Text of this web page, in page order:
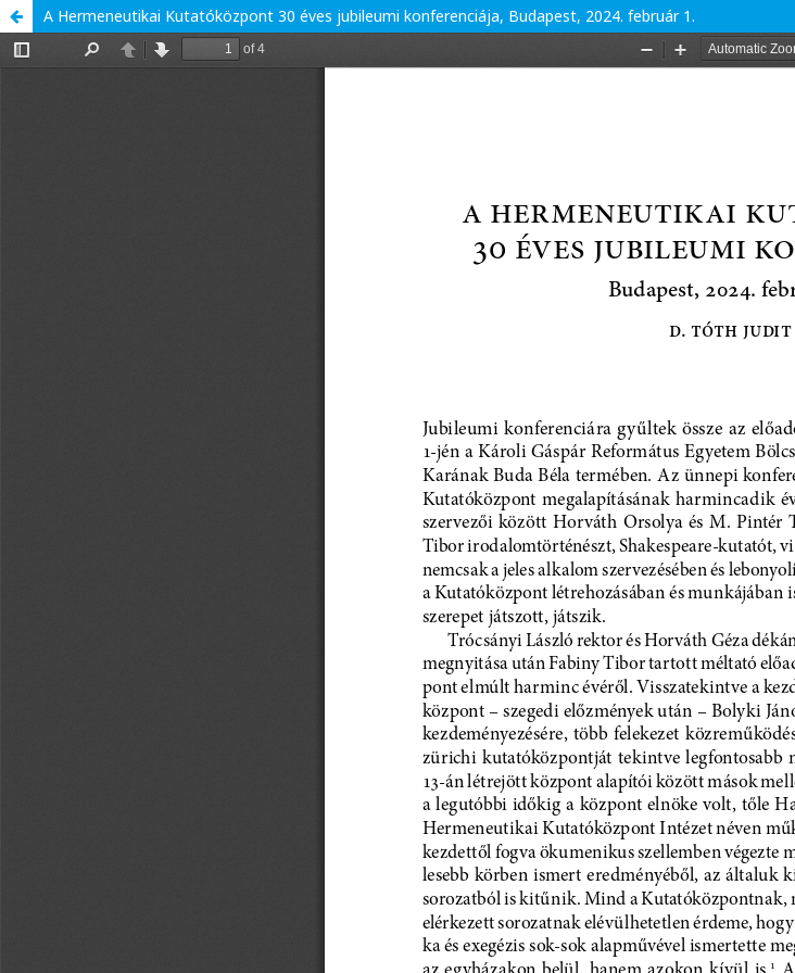
A Hermeneutikai Kutatóközpont 30 éves jubileumi konferenciája, Budapest, 2024. február 1.